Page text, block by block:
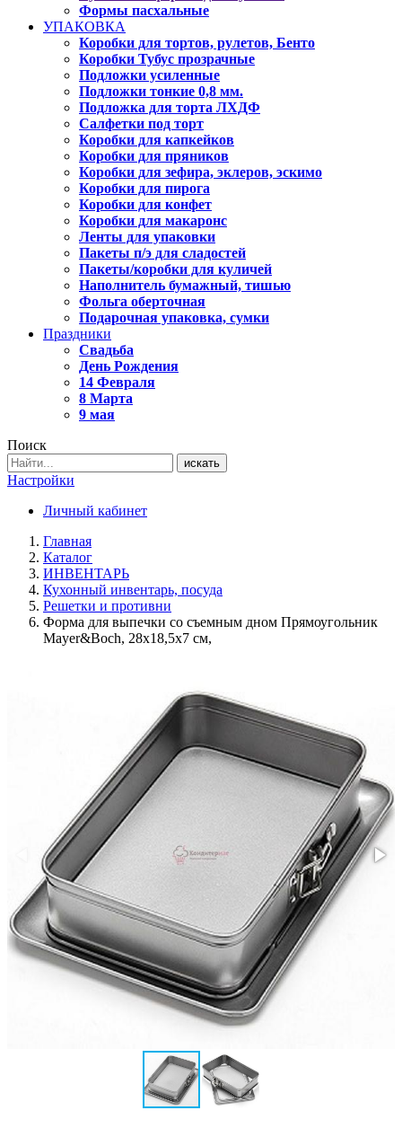
Формы пасхальные
УПАКОВКА
Коробки для тортов, рулетов, Бенто
Коробки Тубус прозрачные
Подложки усиленные
Подложки тонкие 0,8 мм.
Подложка для торта ЛХДФ
Салфетки под торт
Коробки для капкейков
Коробки для пряников
Коробки для зефира, эклеров, эскимо
Коробки для пирога
Коробки для конфет
Коробки для макаронс
Ленты для упаковки
Пакеты п/э для сладостей
Пакеты/коробки для куличей
Наполнитель бумажный, тишью
Фольга оберточная
Подарочная упаковка, сумки
Праздники
Свадьба
День Рождения
14 Февраля
8 Марта
9 мая
Поиск
искать
Настройки
Личный кабинет
Главная
Каталог
ИНВЕНТАРЬ
Кухонный инвентарь, посуда
Решетки и противни
Форма для выпечки со съемным дном Прямоугольник
Mayer&Boch, 28х18,5х7 см,